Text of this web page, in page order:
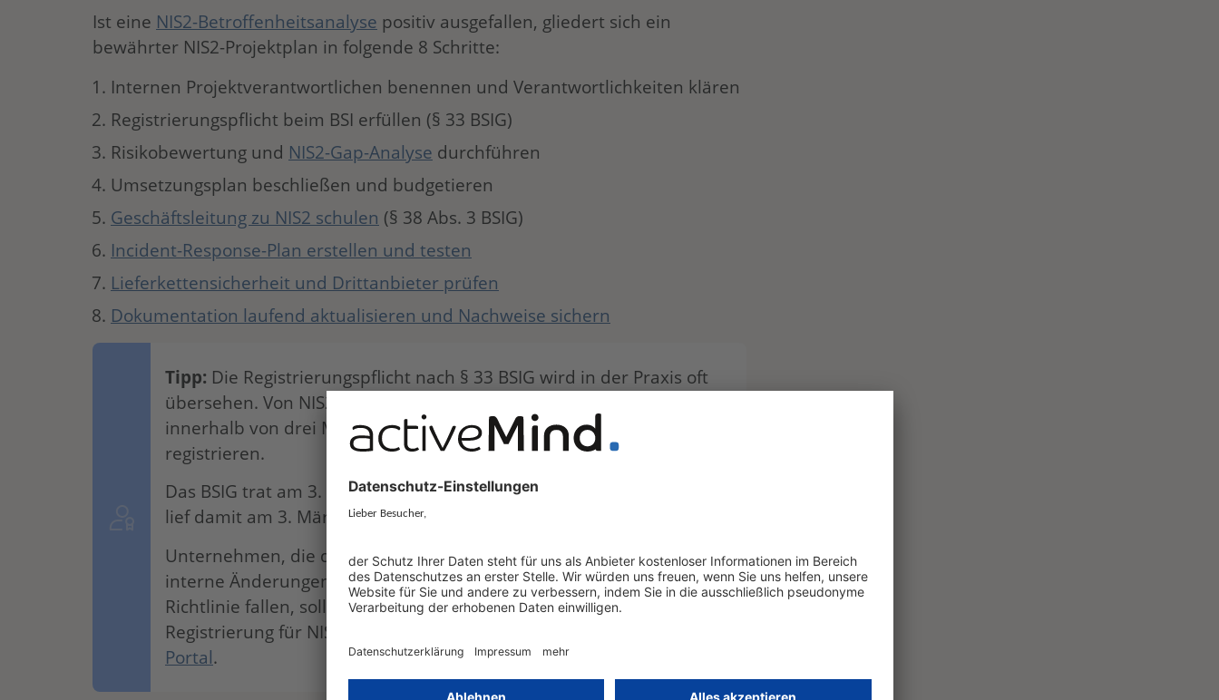
Ist eine NIS2-Betroffenheitsanalyse positiv ausgefallen, gliedert sich ein
bewährter NIS2-Projektplan in folgende 8 Schritte:
Internen Projektverantwortlichen benennen und Verantwortlichkeiten klären
Registrierungspflicht beim BSI erfüllen (§ 33 BSIG)
Risikobewertung und NIS2-Gap-Analyse durchführen
Umsetzungsplan beschließen und budgetieren
Geschäftsleitung zu NIS2 schulen (§ 38 Abs. 3 BSIG)
Incident-Response-Plan erstellen und testen
Lieferkettensicherheit und Drittanbieter prüfen
Dokumentation laufend aktualisieren und Nachweise sichern
Tipp: Die Registrierungspflicht nach § 33 BSIG wird in der Praxis oft
übersehen. Von NIS2 betroffene Einrichtungen müssen sich
innerhalb von drei Monaten nach Inkrafttreten der Pflicht beim BSI
registrieren.
Das BSIG trat am 3. Dezember 2025 in Kraft; die Registrierungsfrist
lief damit am 3. März 2026 ab.
Unternehmen, die dies bisher versäumt haben oder die durch
interne Änderungen zu einem späteren Zeitpunkt unter NIS2-
Richtlinie fallen, sollten die Registrierung dringend nachholen. Die
Registrierung für NIS2 in Deutschland erfolgt zentral über das
Portal.